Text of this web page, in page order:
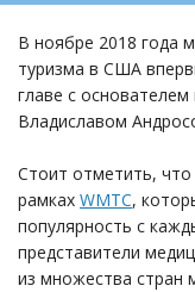
В ноябре 2018 года
туризма в США
главе с
Владиславом
Стоит отметить,
рамках WMTC,
популярность с
представители
из множества стран